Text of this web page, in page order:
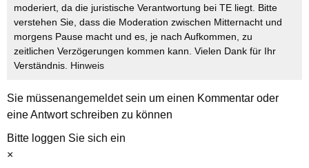
moderiert, da die juristische Verantwortung bei TE liegt. Bitte
verstehen Sie, dass die Moderation zwischen Mitternacht und
morgens Pause macht und es, je nach Aufkommen, zu
zeitlichen Verzögerungen kommen kann. Vielen Dank für Ihr
Verständnis. Hinweis
Sie müssenangemeldetsein um einen Kommentar oder
eine Antwort schreiben zu können
Bitte loggen Sie sich ein
×